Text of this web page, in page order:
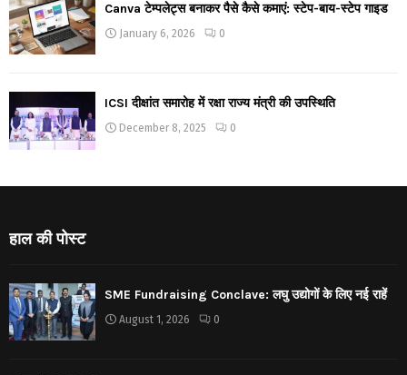
Canva टेम्पलेट्स बनाकर पैसे कैसे कमाएं: स्टेप-बाय-स्टेप गाइड
January 6, 2026 0
ICSI दीक्षांत समारोह में रक्षा राज्य मंत्री की उपस्थिति
December 8, 2025 0
हाल की पोस्ट
SME Fundraising Conclave: लघु उद्योगों के लिए नई राहें
August 1, 2026 0